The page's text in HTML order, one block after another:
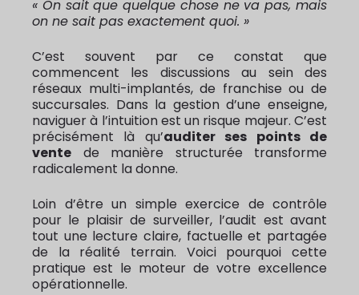
« On sait que quelque chose ne va pas, mais
on ne sait pas exactement quoi. »
C’est souvent par ce constat que
commencent les discussions au sein des
réseaux multi-implantés, de franchise ou de
succursales. Dans la gestion d’une enseigne,
naviguer à l’intuition est un risque majeur. C’est
précisément là qu’auditer ses points de
vente de manière structurée transforme
radicalement la donne.
Loin d’être un simple exercice de contrôle
pour le plaisir de surveiller, l’audit est avant
tout une lecture claire, factuelle et partagée
de la réalité terrain. Voici pourquoi cette
pratique est le moteur de votre excellence
opérationnelle.